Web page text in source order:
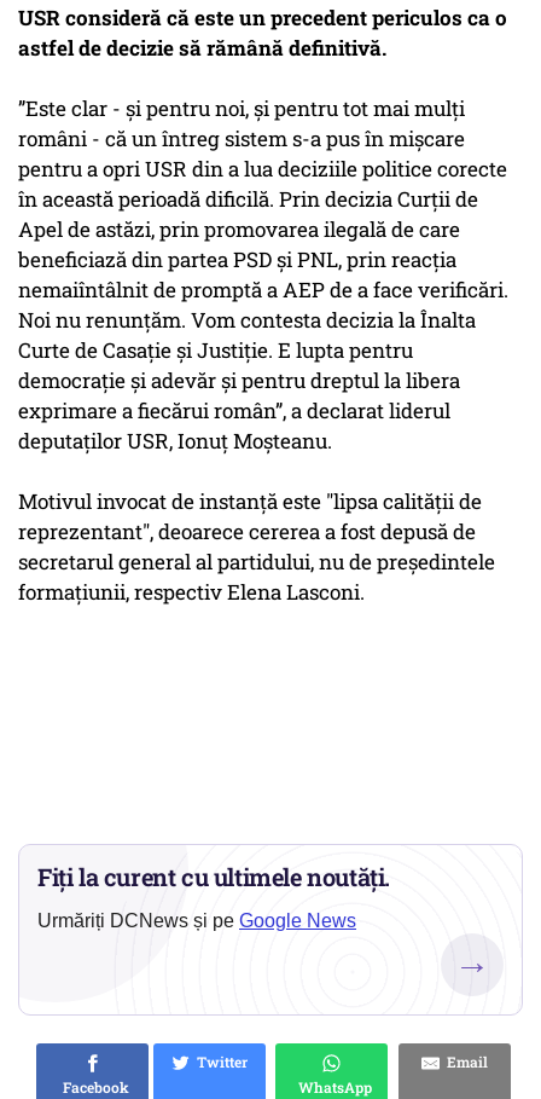
USR consideră că este un precedent periculos ca o
astfel de decizie să rămână definitivă.
”Este clar - şi pentru noi, şi pentru tot mai mulţi
români - că un întreg sistem s-a pus în mişcare
pentru a opri USR din a lua deciziile politice corecte
în această perioadă dificilă. Prin decizia Curţii de
Apel de astăzi, prin promovarea ilegală de care
beneficiază din partea PSD şi PNL, prin reacţia
nemaiîntâlnit de promptă a AEP de a face verificări.
Noi nu renunţăm. Vom contesta decizia la Înalta
Curte de Casaţie şi Justiţie. E lupta pentru
democraţie şi adevăr şi pentru dreptul la libera
exprimare a fiecărui român”, a declarat liderul
deputaţilor USR, Ionuţ Moşteanu.
Motivul invocat de instanţă este "lipsa calităţii de
reprezentant", deoarece cererea a fost depusă de
secretarul general al partidului, nu de preşedintele
formaţiunii, respectiv Elena Lasconi.
Fiți la curent cu ultimele noutăți.
Urmăriți DCNews și pe Google News
→
Facebook
Twitter
WhatsApp
Email